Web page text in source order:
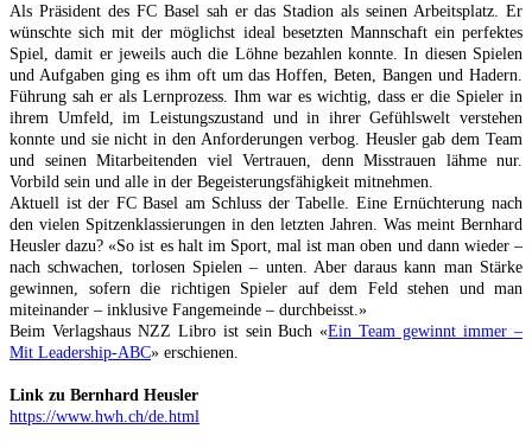
Als Präsident des FC Basel sah er das Stadion als seinen Arbeitsplatz. Er
wünschte sich mit der möglichst ideal besetzten Mannschaft ein perfektes
Spiel, damit er jeweils auch die Löhne bezahlen konnte. In diesen Spielen
und Aufgaben ging es ihm oft um das Hoffen, Beten, Bangen und Hadern.
Führung sah er als Lernprozess. Ihm war es wichtig, dass er die Spieler in
ihrem Umfeld, im Leistungszustand und in ihrer Gefühlswelt verstehen
konnte und sie nicht in den Anforderungen verbog. Heusler gab dem Team
und seinen Mitarbeitenden viel Vertrauen, denn Misstrauen lähme nur.
Vorbild sein und alle in der Begeisterungsfähigkeit mitnehmen.
Aktuell ist der FC Basel am Schluss der Tabelle. Eine Ernüchterung nach
den vielen Spitzenklassierungen in den letzten Jahren. Was meint Bernhard
Heusler dazu? «So ist es halt im Sport, mal ist man oben und dann wieder –
nach schwachen, torlosen Spielen – unten. Aber daraus kann man Stärke
gewinnen, sofern die richtigen Spieler auf dem Feld stehen und man
miteinander – inklusive Fangemeinde – durchbeisst.»
Beim Verlagshaus NZZ Libro ist sein Buch «Ein Team gewinnt immer –
Mit Leadership-ABC» erschienen.
Link zu Bernhard Heusler
https://www.hwh.ch/de.html